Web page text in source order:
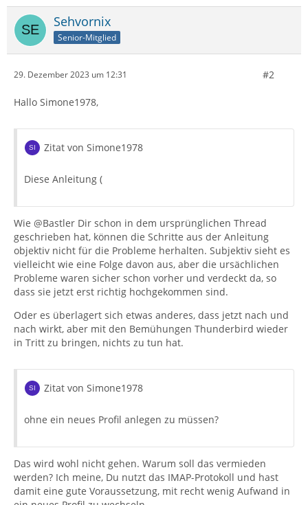
Sehvornix
Senior-Mitglied
29. Dezember 2023 um 12:31 #2
Hallo Simone1978,
Zitat von Simone1978
Diese Anleitung (
Wie @Bastler Dir schon in dem ursprünglichen Thread
geschrieben hat, können die Schritte aus der Anleitung
objektiv nicht für die Probleme herhalten. Subjektiv sieht es
vielleicht wie eine Folge davon aus, aber die ursächlichen
Probleme waren sicher schon vorher und verdeckt da, so
dass sie jetzt erst richtig hochgekommen sind.
Oder es überlagert sich etwas anderes, dass jetzt nach und
nach wirkt, aber mit den Bemühungen Thunderbird wieder
in Tritt zu bringen, nichts zu tun hat.
Zitat von Simone1978
ohne ein neues Profil anlegen zu müssen?
Das wird wohl nicht gehen. Warum soll das vermieden
werden? Ich meine, Du nutzt das IMAP-Protokoll und hast
damit eine gute Voraussetzung, mit recht wenig Aufwand in